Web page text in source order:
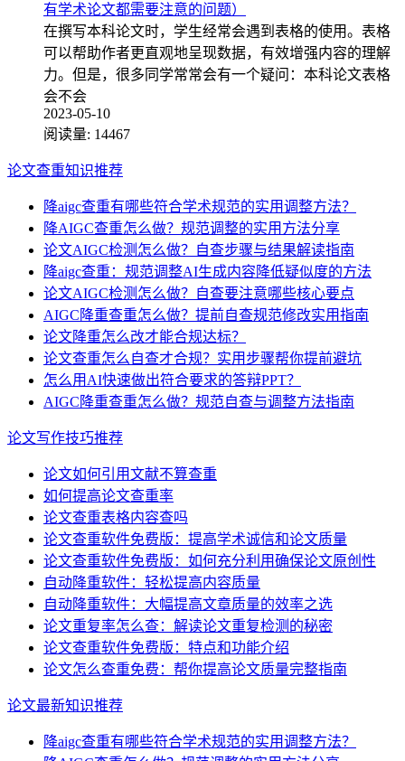
有学术论文都需要注意的问题）
在撰写本科论文时，学生经常会遇到表格的使用。表格
可以帮助作者更直观地呈现数据，有效增强内容的理解
力。但是，很多同学常常会有一个疑问：本科论文表格
会不会
2023-05-10
阅读量: 14467
论文查重知识推荐
降aigc查重有哪些符合学术规范的实用调整方法？
降AIGC查重怎么做？规范调整的实用方法分享
论文AIGC检测怎么做？自查步骤与结果解读指南
降aigc查重：规范调整AI生成内容降低疑似度的方法
论文AIGC检测怎么做？自查要注意哪些核心要点
AIGC降重查重怎么做？提前自查规范修改实用指南
论文降重怎么改才能合规达标？
论文查重怎么自查才合规？实用步骤帮你提前避坑
怎么用AI快速做出符合要求的答辩PPT？
AIGC降重查重怎么做？规范自查与调整方法指南
论文写作技巧推荐
论文如何引用文献不算查重
如何提高论文查重率
论文查重表格内容查吗
论文查重软件免费版：提高学术诚信和论文质量
论文查重软件免费版：如何充分利用确保论文原创性
自动降重软件：轻松提高内容质量
自动降重软件：大幅提高文章质量的效率之选
论文重复率怎么查：解读论文重复检测的秘密
论文查重软件免费版：特点和功能介绍
论文怎么查重免费：帮你提高论文质量完整指南
论文最新知识推荐
降aigc查重有哪些符合学术规范的实用调整方法？